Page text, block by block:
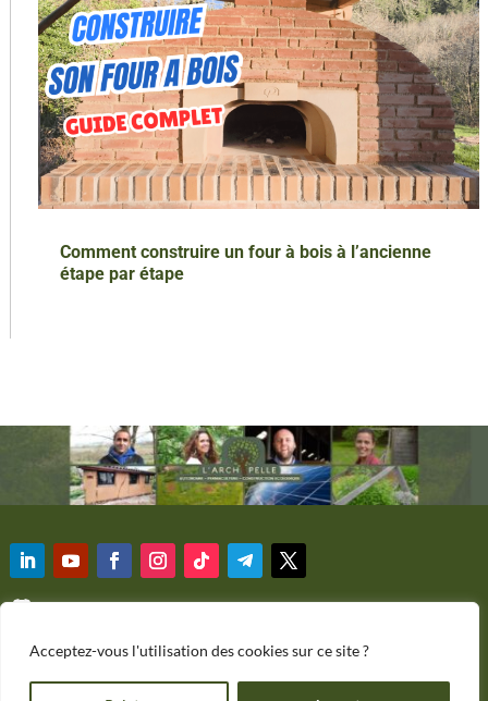
Acceptez-vous l'utilisation des cookies sur ce site ?
Comment construire un four à bois à l’ancienne
étape par étape